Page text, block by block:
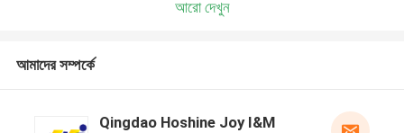
আরো দেখুন
আমাদের সম্পর্কে
Qingdao Hoshine Joy I&M